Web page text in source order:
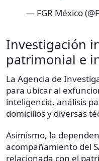
— FGR México
Investigación
patrimonial e
La Agencia de
para ubicar al
inteligencia, análisis
domicilios y diversas
Asimismo, la
acompañamiento del
relacionada con el